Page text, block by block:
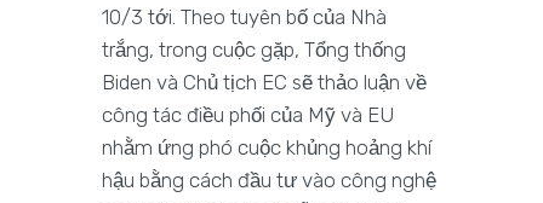
10/3 tới. Theo tuyên bố của Nhà
trắng, trong cuộc gặp, Tổng thống
Biden và Chủ tịch EC sẽ thảo luận về
công tác điều phối của Mỹ và EU
nhằm ứng phó cuộc khủng hoảng khí
hậu bằng cách đầu tư vào công nghệ